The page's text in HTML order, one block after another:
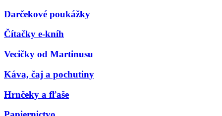
Darčekové poukážky
Čítačky e-kníh
Vecičky od Martinusu
Káva, čaj a pochutiny
Hrnčeky a fľaše